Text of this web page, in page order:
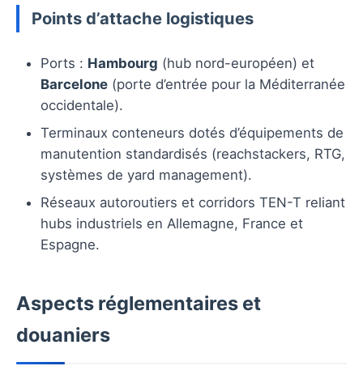
Points d’attache logistiques
Ports : Hambourg (hub nord-européen) et
Barcelone (porte d’entrée pour la Méditerranée
occidentale).
Terminaux conteneurs dotés d’équipements de
manutention standardisés (reachstackers, RTG,
systèmes de yard management).
Réseaux autoroutiers et corridors TEN-T reliant
hubs industriels en Allemagne, France et
Espagne.
Aspects réglementaires et
douaniers